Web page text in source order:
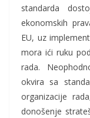
standarda
ekonomskih
EU, uz
mora ići ruku
rada.
okvira sa
organizacije
donošenje